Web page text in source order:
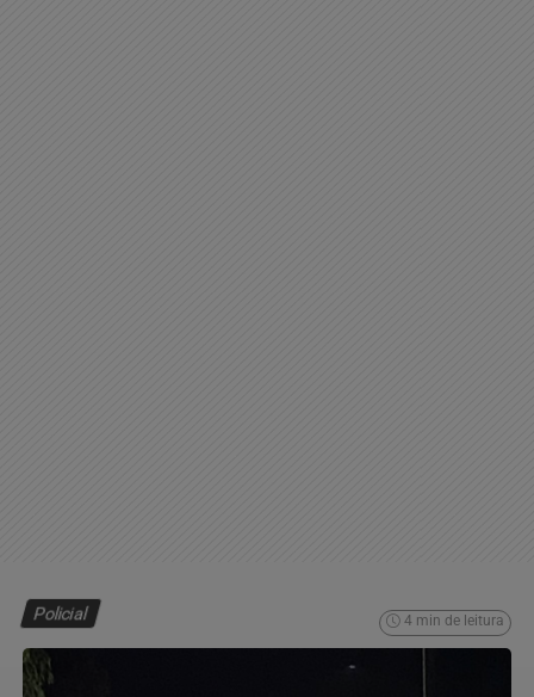
Policial 4 min de leitura